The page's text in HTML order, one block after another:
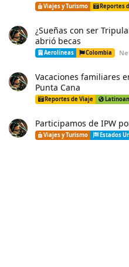
Viajes y Turismo Reportes
¿Sueñas con ser
abrió becas
Aerolíneas Colombia
Vacaciones familiares
Punta Cana
Reportes de Viaje
Participamos de IPW
Viajes y Turismo Estados